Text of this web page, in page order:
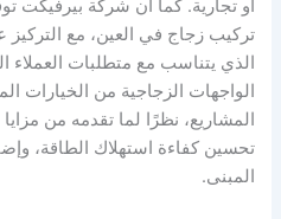
أو تجارية. كما أن شركة
تركيب زجاج في العين، مع
الذي يتناسب مع متطلبات العملاء
الواجهات الزجاجية من الخيارات
المشاريع، نظرًا لما تقدمه من مزايا
تحسين كفاءة استهلاك الطاقة،
المبنى.